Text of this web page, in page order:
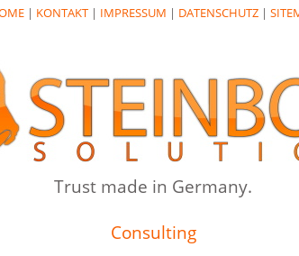
| KONTAKT| IMPRESSUM | DATENSCHUTZ|
Trust made in Germany.
Consulting